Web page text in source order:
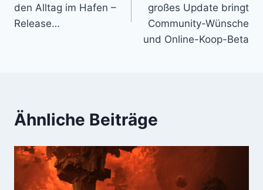
den Alltag im Hafen –
Release…
großes Update bringt
Community-Wünsche
und Online-Koop-Beta
Ähnliche Beiträge